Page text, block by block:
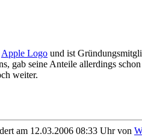
Apple Logo und ist
gab seine Anteile allerdings
weiter.
am 12.03.2006 08:33 Uhr von